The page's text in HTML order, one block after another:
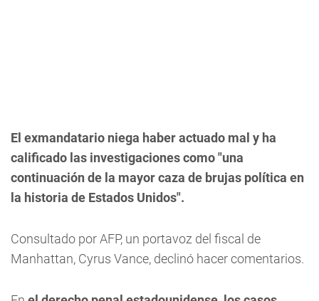
El exmandatario niega haber actuado mal y ha
calificado las investigaciones como "una
continuación de la mayor caza de brujas política en
la historia de Estados Unidos".
Consultado por AFP, un portavoz del fiscal de
Manhattan, Cyrus Vance, declinó hacer comentarios.